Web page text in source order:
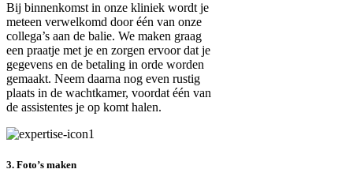
Bij binnenkomst in onze kliniek wordt je
meteen verwelkomd door één van onze
collega’s aan de balie. We maken graag
een praatje met je en zorgen ervoor dat je
gegevens en de betaling in orde worden
gemaakt. Neem daarna nog even rustig
plaats in de wachtkamer, voordat één van
de assistentes je op komt halen.
3. Foto’s maken